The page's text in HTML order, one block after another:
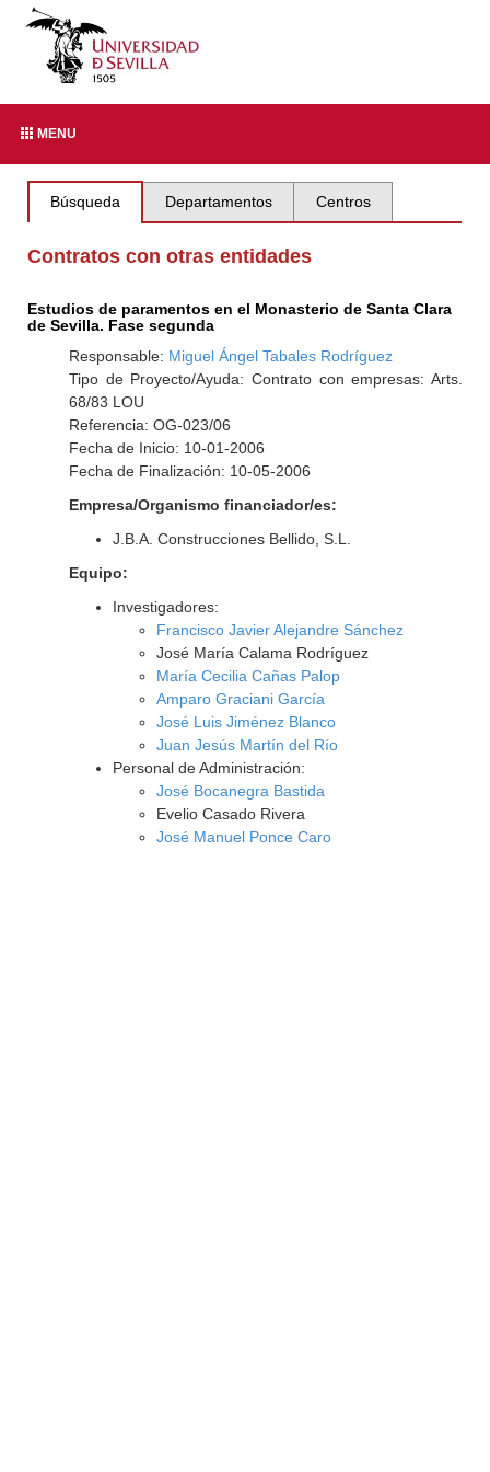
MENU
Búsqueda Departamentos Centros
Contratos con otras entidades
Estudios de paramentos en el Monasterio de Santa Clara
de Sevilla. Fase segunda
Responsable: Miguel Ángel Tabales Rodríguez
Tipo de Proyecto/Ayuda: Contrato con empresas: Arts.
68/83 LOU
Referencia: OG-023/06
Fecha de Inicio: 10-01-2006
Fecha de Finalización: 10-05-2006
Empresa/Organismo financiador/es:
J.B.A. Construcciones Bellido, S.L.
Equipo:
Investigadores:
Francisco Javier Alejandre Sánchez
José María Calama Rodríguez
María Cecilia Cañas Palop
Amparo Graciani García
José Luis Jiménez Blanco
Juan Jesús Martín del Río
Personal de Administración:
José Bocanegra Bastida
Evelio Casado Rivera
José Manuel Ponce Caro